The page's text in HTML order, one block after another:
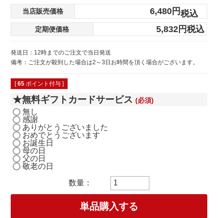
当店販売価格 6,480 税込
定期便価格 5,832 税込
発送日：12時までのご注文で当日発送
備考：ご注文が殺到した場合は2～3日お時間を頂く場合がございます。
[ 65 ポイント付与 ]
★無料ギフトカードサービス(必須)
無し
感謝
ありがとうございました
おめでとうございます
お誕生日
母の日
父の日
敬老の日
単品購入する